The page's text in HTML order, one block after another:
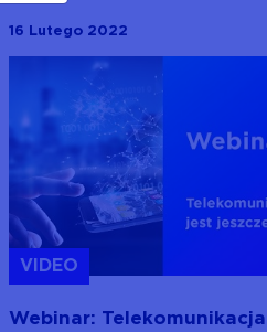
16 Lutego 2022
VIDEO
Webinar: